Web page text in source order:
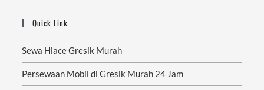
Quick Link
Sewa Hiace Gresik Murah
Persewaan Mobil di Gresik Murah 24 Jam